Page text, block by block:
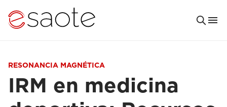
RESONANCIA MAGNÉTICA
IRM en medicina